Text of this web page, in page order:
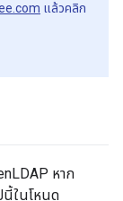
แล้วคลิก
หาก
นี้ในโหนด